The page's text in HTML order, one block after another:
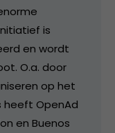
is
en wordt
O.a. door
op het
heeft OpenAd
en Buenos